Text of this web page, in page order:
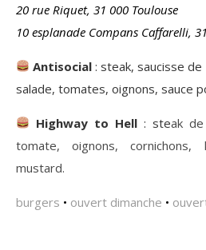
20 rue Riquet, 31 000 Toulouse
10 esplanade Compans Caffarelli,
Antisocial : steak, saucisse
salade, tomates, oignons, sauce
Highway to Hell : steak
tomate, oignons, cornichons,
mustard.
burgers • ouvert dimanche •